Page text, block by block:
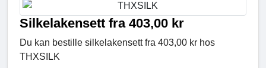
Silkelakensett fra 403,00 kr
Du kan bestille silkelakensett fra 403,00 kr hos
THXSILK